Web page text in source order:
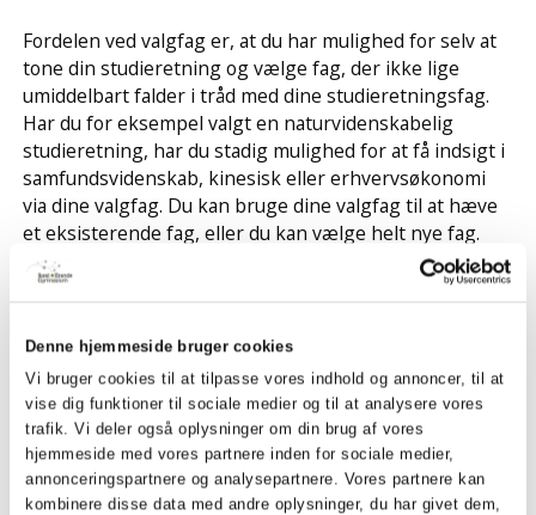
Denne hjemmeside bruger cookies
Vi bruger cookies til at tilpasse vores indhold og annoncer, til at
vise dig funktioner til sociale medier og til at analysere vores
trafik. Vi deler også oplysninger om din brug af vores
hjemmeside med vores partnere inden for sociale medier,
annonceringspartnere og analysepartnere. Vores partnere kan
kombinere disse data med andre oplysninger, du har givet dem,
Fordelen ved valgfag er, at du har mulighed for selv at
tone din studieretning og vælge fag, der ikke lige
umiddelbart falder i tråd med dine studieretningsfag.
Har du for eksempel valgt en naturvidenskabelig
studieretning, har du stadig mulighed for at få indsigt i
samfundsvidenskab, kinesisk eller erhvervsøkonomi
via dine valgfag. Du kan bruge dine valgfag til at hæve
et eksisterende fag, eller du kan vælge helt nye fag.
A-niveau add
B-niveau add
C-niveau